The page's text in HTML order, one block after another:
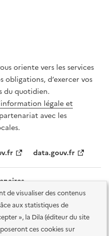
de visualiser des contenus
aux statistiques de
», la Dila (éditeur du site
ces cookies sur
oriente vers les services
d’exercer vos
du quotidien.
légale et
avec les
data.gouv.fr